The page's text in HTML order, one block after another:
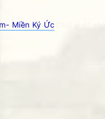
Miền Ký Ức
và bạn bè. Chút gì để nhớ!
Chút gì để nhớ!